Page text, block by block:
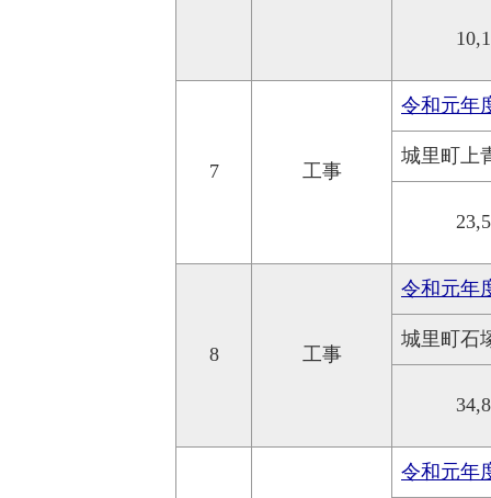
7 工事
令和元年
城里町上
8 工事
令和元年
城里町石
令和元年